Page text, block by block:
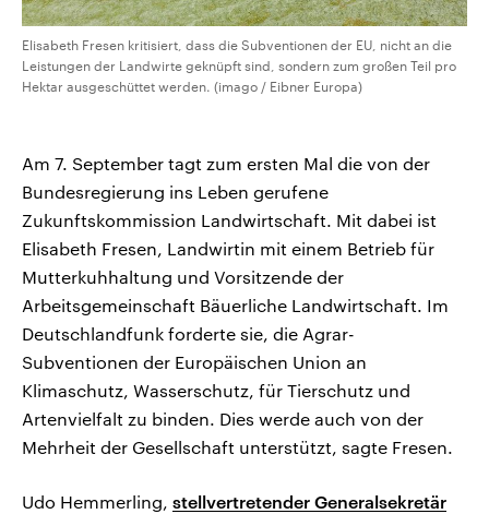
Elisabeth Fresen kritisiert, dass die Subventionen der EU, nicht an die
Leistungen der Landwirte geknüpft sind, sondern zum großen Teil pro
Hektar ausgeschüttet werden. (imago / Eibner Europa)
Am 7. September tagt zum ersten Mal die von der
Bundesregierung ins Leben gerufene
Zukunftskommission Landwirtschaft. Mit dabei ist
Elisabeth Fresen, Landwirtin mit einem Betrieb für
Mutterkuhhaltung und Vorsitzende der
Arbeitsgemeinschaft Bäuerliche Landwirtschaft. Im
Deutschlandfunk forderte sie, die Agrar-
Subventionen der Europäischen Union an
Klimaschutz, Wasserschutz, für Tierschutz und
Artenvielfalt zu binden. Dies werde auch von der
Mehrheit der Gesellschaft unterstützt, sagte Fresen.
Udo Hemmerling, stellvertretender Generalsekretär